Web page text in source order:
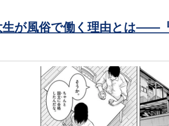
生が風俗で働く理由とは――